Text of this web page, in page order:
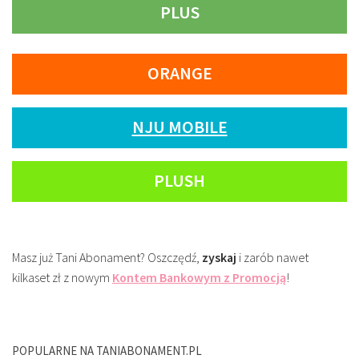
PLUS
ORANGE
NJU MOBILE
PLUSH
Masz już Tani Abonament? Oszczędź, zyskaj i zarób nawet
kilkaset zł z nowym Kontem Bankowym z Promocją!
POPULARNE NA TANIABONAMENT.PL